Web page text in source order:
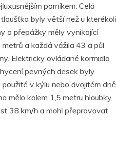
parníkem. Celá
byly větší než u kterékoli
a přepážky měly vynikající
a každá vážila 43 a půl
Elektricky ovládané kormidlo
pevných desek byly
v kýlu nebo dvojitém dně
kolem 1,5 metru hloubky,
38 km/h a mohl přepravovat